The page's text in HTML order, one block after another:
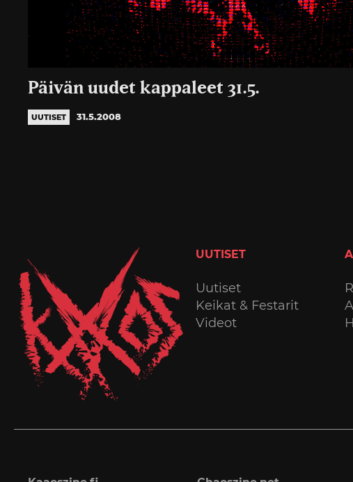
Päivän uudet kappaleet 31.5.
UUTISET 31.5.2008
UUTISET
Uutiset
Keikat & Festarit
Videot